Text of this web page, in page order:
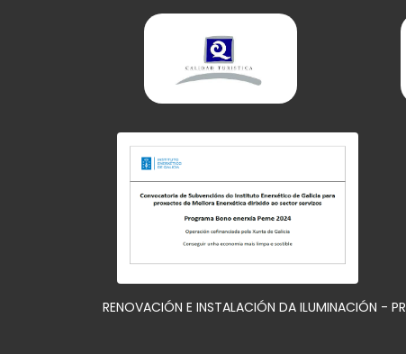
RENOVACIÓN E INSTALACIÓN DA ILUMINACIÓN -